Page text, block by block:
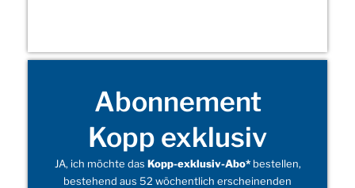
Abonnement
Kopp exklusiv
JA, ich möchte das Kopp-exklusiv-Abo*bestellen,
bestehend aus 52 wöchentlich erscheinenden